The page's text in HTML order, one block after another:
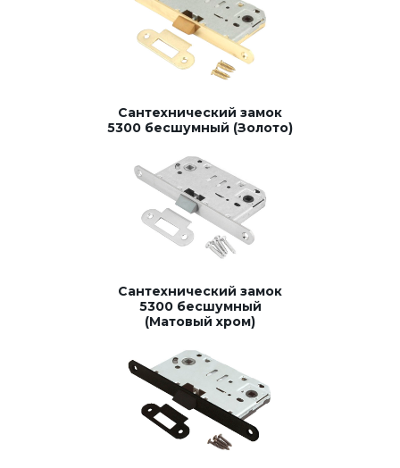
Сантехнический замок
5300 бесшумный (Золото)
Сантехнический замок
5300 бесшумный
(Матовый хром)